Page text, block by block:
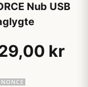
Nub USB
kr